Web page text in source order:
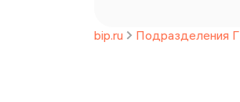
bip.ru Подразделения